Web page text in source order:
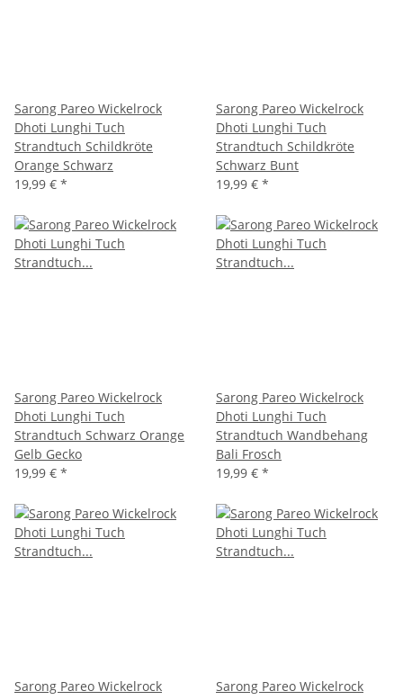
Sarong Pareo Wickelrock
Dhoti Lunghi Tuch
Strandtuch Schildkröte
Orange Schwarz
19,99 € *
Sarong Pareo Wickelrock
Dhoti Lunghi Tuch
Strandtuch Schildkröte
Schwarz Bunt
19,99 € *
Sarong Pareo Wickelrock
Dhoti Lunghi Tuch
Strandtuch Schwarz Orange
Gelb Gecko
19,99 € *
Sarong Pareo Wickelrock
Dhoti Lunghi Tuch
Strandtuch Wandbehang
Bali Frosch
19,99 € *
Sarong Pareo Wickelrock
Sarong Pareo Wickelrock